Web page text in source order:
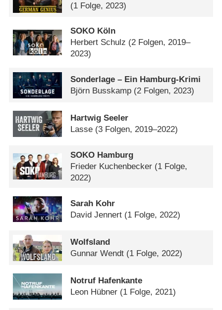
(1 Folge, 2023)
SOKO Köln
Herbert Schulz (2 Folgen, 2019–
2023)
Sonderlage – Ein Hamburg-Krimi
Björn Busskamp (2 Folgen, 2023)
Hartwig Seeler
Lasse (3 Folgen, 2019–2022)
SOKO Hamburg
Frieder Kuchenbecker (1 Folge,
2022)
Sarah Kohr
David Jennert (1 Folge, 2022)
Wolfsland
Gunnar Wendt (1 Folge, 2022)
Notruf Hafenkante
Leon Hübner (1 Folge, 2021)